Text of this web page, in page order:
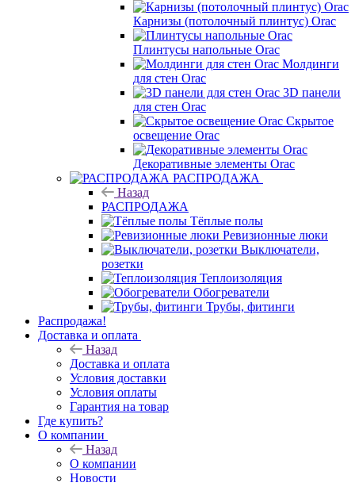
Карнизы (потолочный плинтус) Orac
Плинтусы напольные Orac
Молдинги
для стен Orac
3D панели
для стен Orac
Скрытое
освещение Orac
Декоративные элементы Orac
РАСПРОДАЖА
Назад
РАСПРОДАЖА
Тёплые полы
Ревизионные люки
Выключатели,
розетки
Теплоизоляция
Обогреватели
Трубы, фитинги
Распродажа!
Доставка и оплата
Назад
Доставка и оплата
Условия доставки
Условия оплаты
Гарантия на товар
Где купить?
О компании
Назад
О компании
Новости